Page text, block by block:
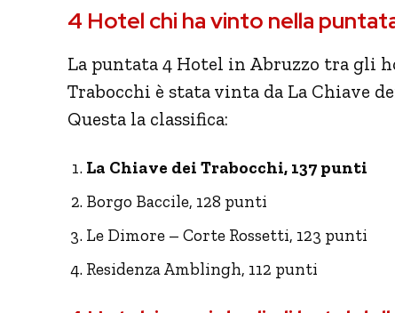
4 Hotel chi ha vinto nella
La puntata 4 Hotel in Abruzzo tra gli
Trabocchi è stata vinta da La Chiave
Questa la classifica:
La Chiave dei Trabocchi, 137 punti
Borgo Baccile, 128 punti
Le Dimore – Corte Rossetti, 123 punti
Residenza Amblingh, 112 punti